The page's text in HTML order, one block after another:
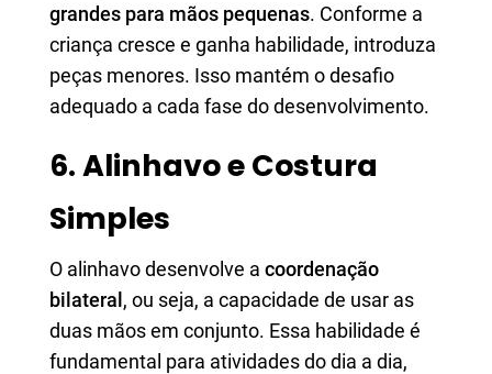
grandes para mãos pequenas. Conforme a
criança cresce e ganha habilidade, introduza
peças menores. Isso mantém o desafio
adequado a cada fase do desenvolvimento.
6. Alinhavo e Costura
Simples
O alinhavo desenvolve a coordenação
bilateral, ou seja, a capacidade de usar as
duas mãos em conjunto. Essa habilidade é
fundamental para atividades do dia a dia,